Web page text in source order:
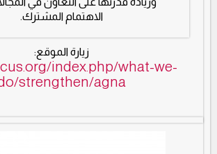
الاهتمام المشترك.
زيارة الموقع:
index.php/what-we-
strengthen/agna